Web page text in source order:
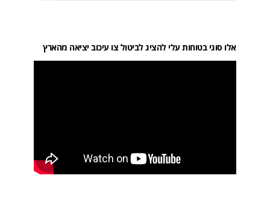
אלו סוגי בטוחות עלי להציג לביטול צו עיכוב יציאה מהארץ